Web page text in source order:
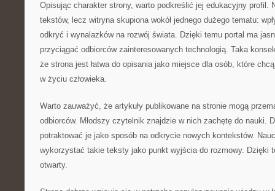
Opisując charakter strony, warto podkreślić jej edukacyjny profil.
tekstów, lecz witryna skupiona wokół jednego dużego tematu:
odkryć i wynalazków na rozwój świata. Dzięki temu portal ma
przyciągać odbiorców zainteresowanych technologią. Taka
że strona jest łatwa do opisania jako miejsce dla osób, które
w życiu człowieka.
Warto zauważyć, że artykuły publikowane na stronie mogą
odbiorców. Młodszy czytelnik znajdzie w nich zachętę do nauki.
potraktować je jako sposób na odkrycie nowych kontekstów.
wykorzystać takie teksty jako punkt wyjścia do rozmowy. Dzięki
otwarty.